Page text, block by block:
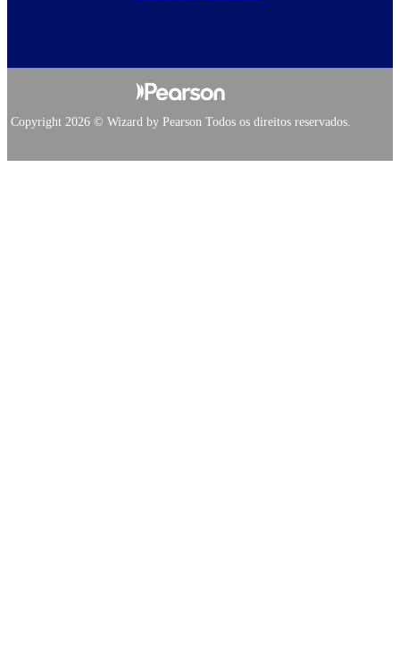
Copyright 2026 © Wizard by Pearson Todos os direitos reservados.